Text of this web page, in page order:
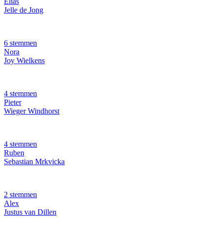
Jelle de Jong
6 stemmen
Nora
Joy Wielkens
4 stemmen
Pieter
Wieger Windhorst
4 stemmen
Ruben
Sebastian Mrkvicka
2 stemmen
Alex
Justus van Dillen